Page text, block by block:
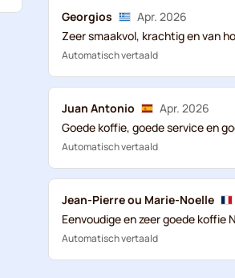
Georgios
Apr. 2026
Zeer smaakvol, krachtig en van
Automatisch vertaald
Juan Antonio
Apr. 2026
Goede koffie, goede service en
Automatisch vertaald
Jean-Pierre ou Marie-Noelle
Eenvoudige en zeer goede koffie
Automatisch vertaald